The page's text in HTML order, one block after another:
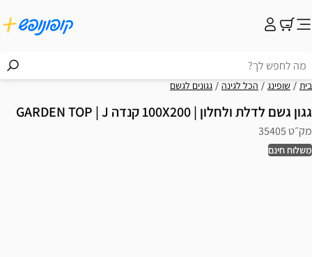
בית שופינג הכל לגינה גגונים לגשם
גגון גשם לדלת ולחלון | 100X200 קנדה GARDEN TOP | J
מק״ט 35405
משלוח חינם